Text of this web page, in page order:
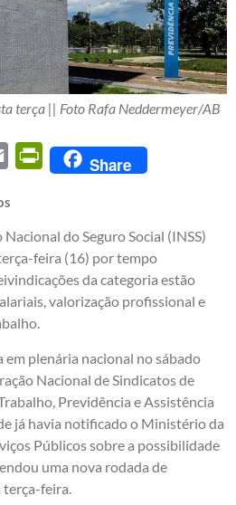
terça || Foto Rafa Neddermeyer/AB
Email PrintFriendly
Share
do Seguro Social (INSS)
feira (16) por tempo
da categoria estão
valorização profissional e
plenária nacional no sábado
Nacional de Sindicatos de
Previdência e Assistência
já havia notificado o Ministério da
Públicos sobre a possibilidade
uma nova rodada de
terça-feira.